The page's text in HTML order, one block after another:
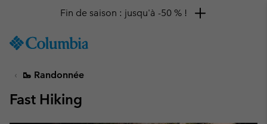
TO
SKIP
MAIN
Remise de 10 % à saisir
🥾 Randonnée
Fast Hiking